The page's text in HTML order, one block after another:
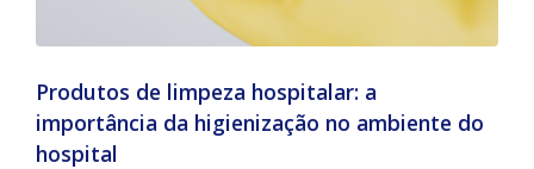
Produtos de limpeza hospitalar: a
importância da higienização no ambiente do
hospital